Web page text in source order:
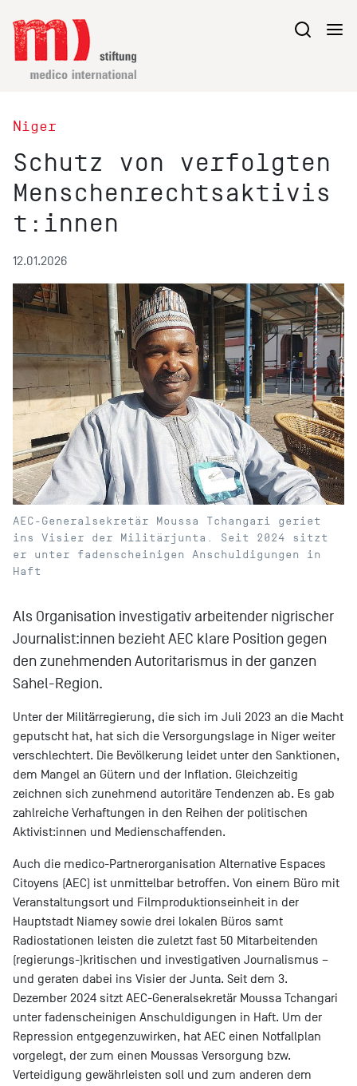
Niger
Schutz von verfolgten
Menschenrechtsaktivis
t:innen
12.01.2026
AEC-Generalsekretär Moussa Tchangari geriet
ins Visier der Militärjunta. Seit 2024 sitzt
er unter fadenscheinigen Anschuldigungen in
Haft
Als Organisation investigativ arbeitender nigrischer
Journalist:innen bezieht AEC klare Position gegen
den zunehmenden Autoritarismus in der ganzen
Sahel-Region.
Unter der Militärregierung, die sich im Juli 2023 an die Macht
geputscht hat, hat sich die Versorgungslage in Niger weiter
verschlechtert. Die Bevölkerung leidet unter den Sanktionen,
dem Mangel an Gütern und der Inflation. Gleichzeitig
zeichnen sich zunehmend autoritäre Tendenzen ab. Es gab
zahlreiche Verhaftungen in den Reihen der politischen
Aktivist:innen und Medienschaffenden.
Auch die medico-Partnerorganisation Alternative Espaces
Citoyens (AEC) ist unmittelbar betroffen. Von einem Büro mit
Veranstaltungsort und Filmproduktionseinheit in der
Hauptstadt Niamey sowie drei lokalen Büros samt
Radiostationen leisten die zuletzt fast 50 Mitarbeitenden
(regierungs-)kritischen und investigativen Journalismus –
und geraten dabei ins Visier der Junta. Seit dem 3.
Dezember 2024 sitzt AEC-Generalsekretär Moussa Tchangari
unter fadenscheinigen Anschuldigungen in Haft. Um der
Repression entgegenzuwirken, hat AEC einen Notfallplan
vorgelegt, der zum einen Moussas Versorgung bzw.
Verteidigung gewährleisten soll und zum anderen dem